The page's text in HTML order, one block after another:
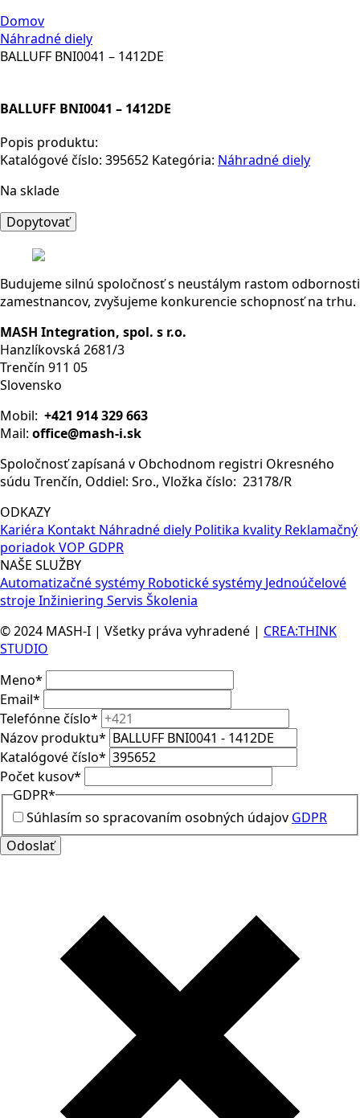
Domov
Náhradné diely
BALLUFF BNI0041 – 1412DE
BALLUFF BNI0041 – 1412DE
Popis produktu:
Katalógové číslo: 395652 Kategória: Náhradné diely
Na sklade
množstvo
BNI0041
1412DE
Dopytovať
Budujeme silnú spoločnosť s neustálym rastom odbornosti
zamestnancov, zvyšujeme konkurencie schopnosť na trhu.
MASH Integration, spol. s r.o.
Hanzlíkovská 2681/3
Trenčín 911 05
Slovensko
Mobil: +421 914 329 663
Mail: office@mash-i.sk
Spoločnosť zapísaná v Obchodnom registri Okresného
súdu Trenčín, Oddiel: Sro., Vložka číslo: 23178/R
ODKAZY
Kariéra Kontakt Náhradné diely Politika kvality Reklamačný
poriadokVOP GDPR
NAŠE SLUŽBY
Automatizačné systémy Robotické systémy Jednoúčelové
strojeInžiniering Servis Školenia
© 2024 MASH-I | Všetky práva vyhradené | CREA:THINK
STUDIO
Meno*
Email*
Telefónne číslo*
Názov produktu*
Katalógové číslo*
Počet kusov*
GDPR*
Súhlasím so spracovaním osobných údajov GDPR
Odoslať